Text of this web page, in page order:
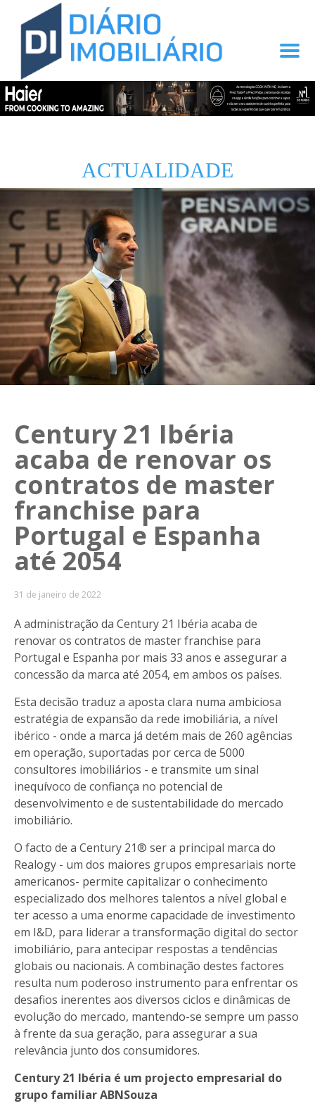
ACTUALIDADE
Century 21 Ibéria
acaba de renovar os
contratos de master
franchise para
Portugal e Espanha
até 2054
31 de janeiro de 2022
A administração da Century 21 Ibéria acaba de
renovar os contratos de master franchise para
Portugal e Espanha por mais 33 anos e assegurar a
concessão da marca até 2054, em ambos os países.
Esta decisão traduz a aposta clara numa ambiciosa
estratégia de expansão da rede imobiliária, a nível
ibérico - onde a marca já detém mais de 260 agências
em operação, suportadas por cerca de 5000
consultores imobiliários - e transmite um sinal
inequívoco de confiança no potencial de
desenvolvimento e de sustentabilidade do mercado
imobiliário.
O facto de a Century 21® ser a principal marca do
Realogy - um dos maiores grupos empresariais norte
americanos- permite capitalizar o conhecimento
especializado dos melhores talentos a nível global e
ter acesso a uma enorme capacidade de investimento
em I&D, para liderar a transformação digital do sector
imobiliário, para antecipar respostas a tendências
globais ou nacionais. A combinação destes factores
resulta num poderoso instrumento para enfrentar os
desafios inerentes aos diversos ciclos e dinâmicas de
evolução do mercado, mantendo-se sempre um passo
à frente da sua geração, para assegurar a sua
relevância junto dos consumidores.
Century 21 Ibéria é um projecto empresarial do
grupo familiar ABNSouza